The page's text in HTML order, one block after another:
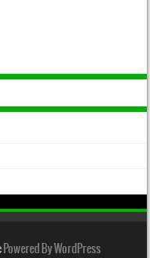
Powered By WordPress